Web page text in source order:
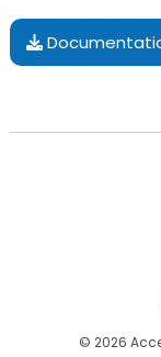
© 2026